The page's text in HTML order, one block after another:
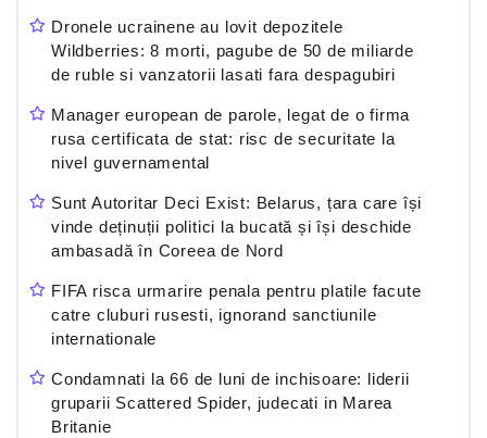
Dronele ucrainene au lovit depozitele
Wildberries: 8 morti, pagube de 50 de miliarde
de ruble si vanzatorii lasati fara despagubiri
Manager european de parole, legat de o firma
rusa certificata de stat: risc de securitate la
nivel guvernamental
Sunt Autoritar Deci Exist: Belarus, țara care își
vinde deținuții politici la bucată și își deschide
ambasadă în Coreea de Nord
FIFA risca urmarire penala pentru platile facute
catre cluburi rusesti, ignorand sanctiunile
internationale
Condamnati la 66 de luni de inchisoare: liderii
gruparii Scattered Spider, judecati in Marea
Britanie